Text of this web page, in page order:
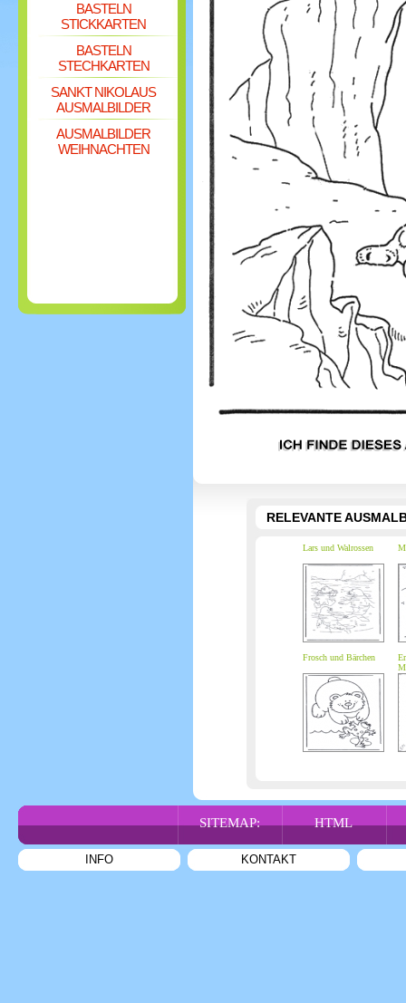
BASTELN
STICKKARTEN
BASTELN
STECHKARTEN
SANKT NIKOLAUS
AUSMALBILDER
AUSMALBILDER
WEIHNACHTEN
RELEVANTE
Lars und Walrossen
Frosch und Bärchen
SITEMAP: HTML
INFO KONTAKT